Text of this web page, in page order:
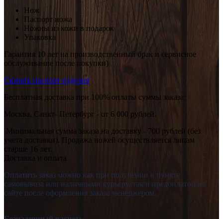
Нож
Паспорт ножа
Ножны из кожи в подарок
Упаковка
Гарантия 10 лет на производственный брак и сервисное
обслуживание после покупки)
Скачать паспорт изделия
Бесплатная доставка при 100% оплаты суммы заказа:
Москва, Санкт- Петербург - от 6 000 рублей.
Минимальная сумма заказа на доставку - 700 рублей (без
учета доставки). Продажа ножей осуществляется лицам
старше 16 лет.
Доставка и оплата
Оплатить заказ можно как при получении в пункте
самовывоза или наличными курьеру, так и предоплатой на
сайте после оформления заказа менеджером.